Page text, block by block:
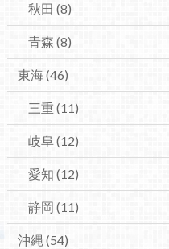
秋田 (8)
青森 (8)
東海(46)
三重 (11)
岐阜(12)
愛知 (12)
静岡 (11)
沖縄 (54)